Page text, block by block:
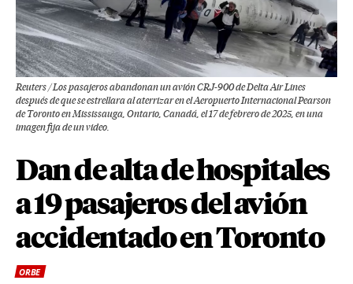
Reuters / Los pasajeros abandonan un avión CRJ-900 de Delta Air Lines
después de que se estrellara al aterrizar en el Aeropuerto Internacional Pearson
de Toronto en Mississauga, Ontario, Canadá, el 17 de febrero de 2025, en una
imagen fija de un video.
Dan de alta de hospitales
a 19 pasajeros del avión
accidentado en Toronto
ORBE